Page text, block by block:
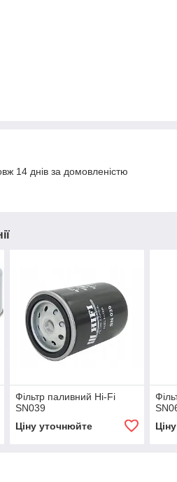
14 днів за домовленістю
Фільтр паливний Hi-Fi
SN039
Ціну уточнюйте